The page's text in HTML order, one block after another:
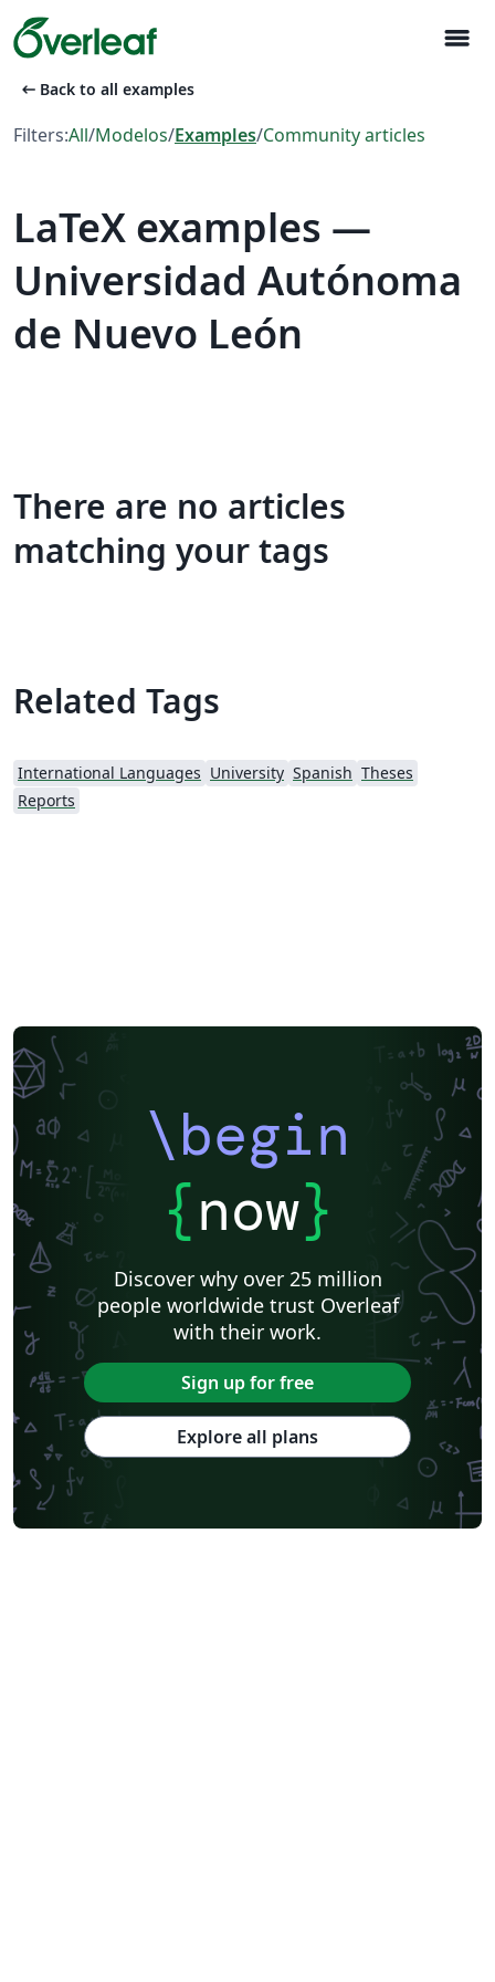
menu
arrow_left_alt Back to all examples
Filters:All/Modelos/Examples/Community articles
LaTeX examples —
Universidad Autónoma
de Nuevo León
There are no articles
matching your tags
Related Tags
International Languages University Spanish Theses
Reports
\begin
{now}
Discover why over 25 million
people worldwide trust Overleaf
with their work.
Sign up for free
Explore all plans